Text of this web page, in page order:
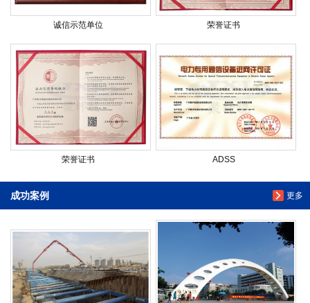
诚信示范单位 荣誉证书
荣誉证书 ADSS
更多
成功案例